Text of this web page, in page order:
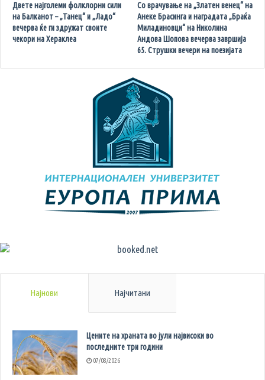
Двете најголеми фолклорни сили
на Балканот – „Танец“ и „Ладо“
вечерва ќе ги здружат своите
чекори на Хераклеа
Со врачување на „Златен венец“ на
Анеке Брасинга и наградата „Браќа
Миладиновци“ на Николина
Андова Шопова вечерва завршија
65. Струшки вечери на поезијата
Најнови Најчитани
Цените на храната во јули највисоки во
последните три години
07/08/2026